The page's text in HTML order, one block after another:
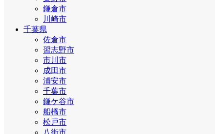
鎌倉市
川崎市
千葉県
佐倉市
習志野市
市川市
成田市
浦安市
千葉市
鎌ケ谷市
船橋市
松戸市
八街市